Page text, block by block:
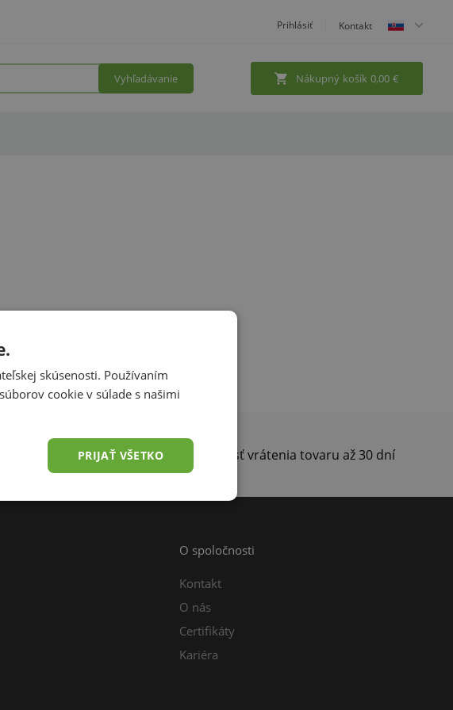
Prihlásiť Kontakt
Vyhľadávanie Nákupný košík 0,00 €
Konzultácia zdarma Možnosť vrátenia tovaru až 30 dní
O spoločnosti
Kontakt
O nás
Certifikáty
Kariéra
skúsenosti. Používaním
cookie v súlade s našimi
PRIJAŤ VŠETKO